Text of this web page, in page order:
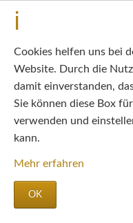
Cookies helfen uns bei
Website. Durch die
damit einverstanden,
Sie können diese Box
verwenden und
kann.
Mehr erfahren
OK